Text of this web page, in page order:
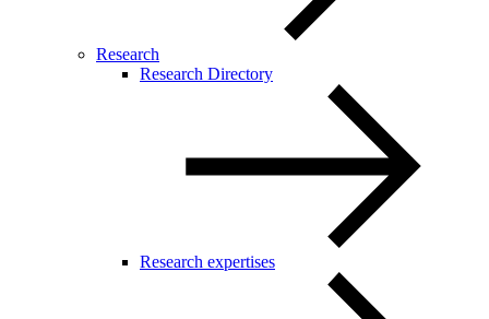
Research
Research Directory
Research expertises